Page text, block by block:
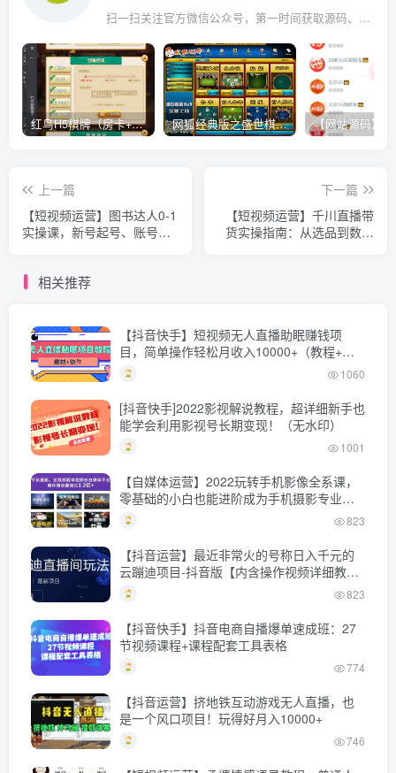
扫一扫关注官方微信公众号，第一时间获取源码、网赚项目资源教程，自媒体等知识干货，让互联网创业赚钱更简单。
红鸟H5棋牌（房卡+金币）全套双模式游戏源码 网狐经典版之盛世棋牌完整游戏源码（包含文档、架设教程、网站、源代码等）
上一篇
【短视频运营】图书达人0-1
实操课，新号起号、账号装
下一篇
【短视频运营】千川直播带
货实操指南：从选品到数据
相关推荐
【抖音快手】短视频无人直播助眠赚钱项
目，简单操作轻松月收入10000+（教程+素
材+软件）
1060
[抖音快手]2022影视解说教程，超详细新手也
能学会利用影视号长期变现！（无水印）
1001
【自媒体运营】2022玩转手机影像全系课，
零基础的小白也能进阶成为手机摄影专业人
士
823
【抖音运营】最近非常火的号称日入千元的
云蹦迪项目-抖音版【内含操作视频详细教
程】
823
【抖音快手】抖音电商自播爆单速成班：27
节视频课程+课程配套工具表格
774
【抖音运营】挤地铁互动游戏无人直播，也
是一个风口项目！玩得好月入10000+
746